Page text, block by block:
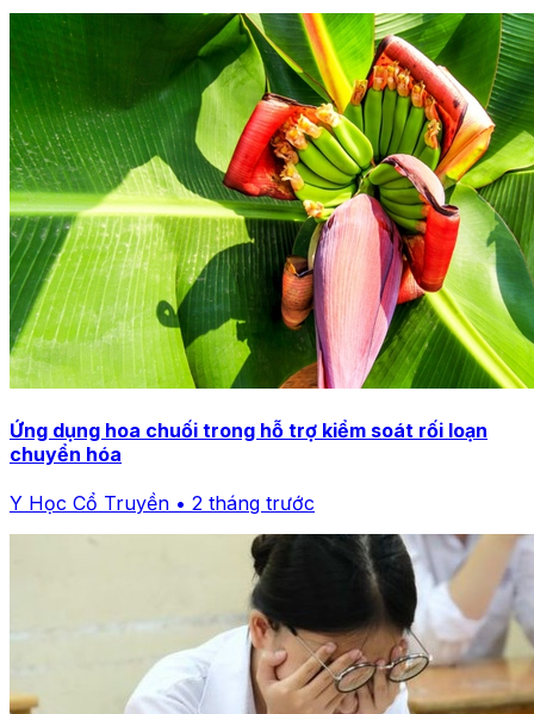
Ứng dụng hoa chuối trong hỗ trợ kiểm soát rối loạn
chuyển hóa
Y Học Cổ Truyền • 2 tháng trước